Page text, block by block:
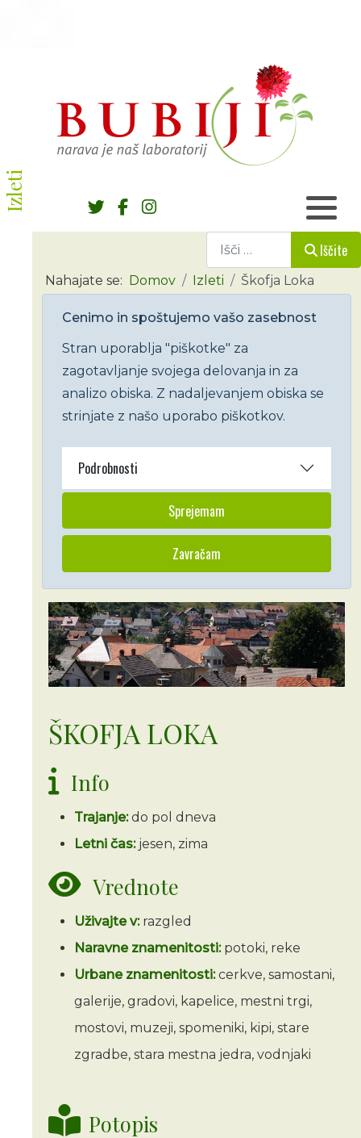
Izleti
Iščite
Nahajate se: Domov Izleti Škofja Loka
Cenimo in spoštujemo vašo zasebnost
Stran uporablja "piškotke" za
zagotavljanje svojega delovanja in za
analizo obiska. Z nadaljevanjem obiska se
strinjate z našo uporabo piškotkov.
Podrobnosti
Sprejemam
Zavračam
ŠKOFJA LOKA
Info
Trajanje:do pol dneva
Letni čas:jesen, zima
Vrednote
Uživajte v:razgled
Naravne znamenitosti:potoki, reke
Urbane znamenitosti:cerkve, samostani,
galerije, gradovi, kapelice, mestni trgi,
mostovi, muzeji, spomeniki, kipi, stare
zgradbe, stara mestna jedra, vodnjaki
Potopis